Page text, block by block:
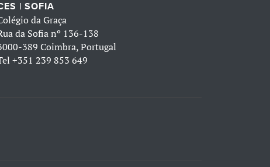
| SOFIA
da Graça
da Sofia nº 136-138
389 Coimbra, Portugal
+351 239 853 649